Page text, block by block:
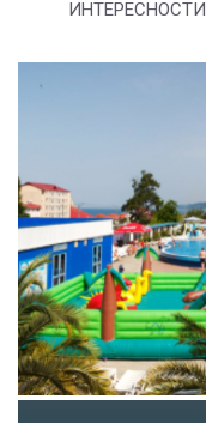
ИНТЕРЕСНОСТИ